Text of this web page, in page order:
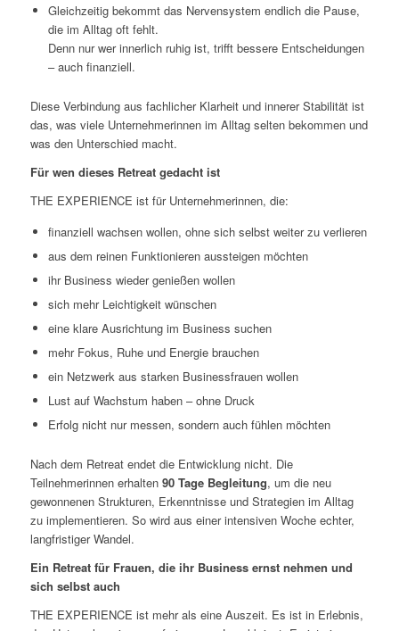
Gleichzeitig bekommt das Nervensystem endlich die Pause,
die im Alltag oft fehlt.
Denn nur wer innerlich ruhig ist, trifft bessere Entscheidungen
– auch finanziell.
Diese Verbindung aus fachlicher Klarheit und innerer Stabilität ist
das, was viele Unternehmerinnen im Alltag selten bekommen und
was den Unterschied macht.
Für wen dieses Retreat gedacht ist
THE EXPERIENCE ist für Unternehmerinnen, die:
finanziell wachsen wollen, ohne sich selbst weiter zu verlieren
aus dem reinen Funktionieren aussteigen möchten
ihr Business wieder genießen wollen
sich mehr Leichtigkeit wünschen
eine klare Ausrichtung im Business suchen
mehr Fokus, Ruhe und Energie brauchen
ein Netzwerk aus starken Businessfrauen wollen
Lust auf Wachstum haben – ohne Druck
Erfolg nicht nur messen, sondern auch fühlen möchten
Nach dem Retreat endet die Entwicklung nicht. Die
Teilnehmerinnen erhalten 90 Tage Begleitung, um die neu
gewonnenen Strukturen, Erkenntnisse und Strategien im Alltag
zu implementieren. So wird aus einer intensiven Woche echter,
langfristiger Wandel.
Ein Retreat für Frauen, die ihr Business ernst nehmen und
sich selbst auch
THE EXPERIENCE ist mehr als eine Auszeit. Es ist in Erlebnis,